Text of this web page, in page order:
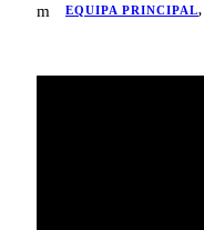
EQUIPA PRINCIPAL,